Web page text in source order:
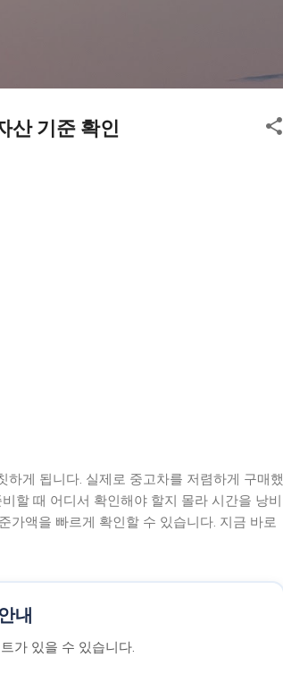
산 기준 확인
게 됩니다. 실제로 중고차를 저렴하게 구매했
할 때 어디서 확인해야 할지 몰라 시간을 낭비
가액을 빠르게 확인할 수 있습니다. 지금 바로
내
가 있을 수 있습니다.